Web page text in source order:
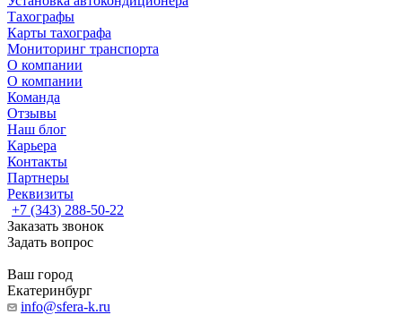
Тахографы
Карты тахографа
Мониторинг транспорта
О компании
О компании
Команда
Отзывы
Наш блог
Карьера
Контакты
Партнеры
Реквизиты
+7 (343) 288-50-22
Заказать звонок
Задать вопрос
Ваш город
Екатеринбург
info@sfera-k.ru